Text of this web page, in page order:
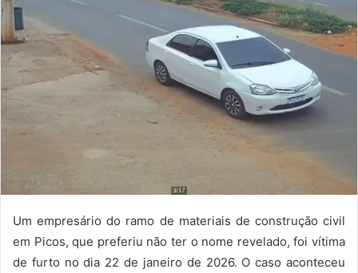
Um empresário do ramo de materiais de construção civil
em Picos, que preferiu não ter o nome revelado, foi vítima
de furto no dia 22 de janeiro de 2026. O caso aconteceu